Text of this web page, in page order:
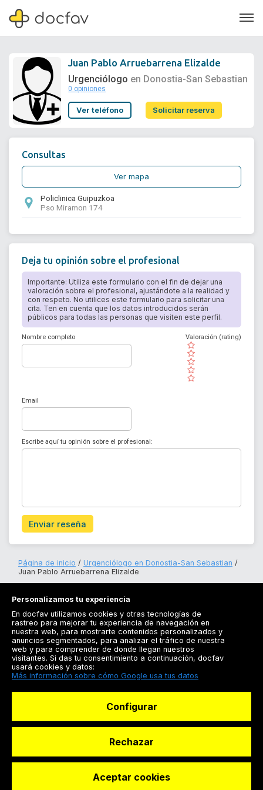
Soporte
Juan Pablo Arruebarrena Elizalde
Urgenciólogo en Donostia-San Sebastian
0 opiniones
Ver teléfono Solicitar reserva
Consultas
Ver mapa
Policlinica Guipuzkoa
Pso Miramon 174
Deja tu opinión sobre el profesional
Importante: Utiliza este formulario con el fin de dejar una
valoración sobre el profesional, ajustándote a la realidad y
con respeto. No utilices este formulario para solicitar una
cita. Ten en cuenta que los datos introducidos serán
públicos para todas las personas que visiten este perfil.
Nombre completo
( )
( )
( )
( )
( )
Valoración (rating)
Email
Escribe aquí tu opinión sobre el profesional:
Enviar reseña
Página de inicio
Urgenciólogo en Donostia-San Sebastian
Juan Pablo Arruebarrena Elizalde
Registrarse
Docfav
© Dashboard Technologies S.L
Personalizamos tu experiencia
En docfav utilizamos cookies y otras tecnologías de
rastreo para mejorar tu experiencia de navegación en
nuestra web, para mostrarte contenidos personalizados y
anuncios segmentados, para analizar el tráfico de nuestra
web y para comprender de donde llegan nuestros
visitantes. Si das tu consentimiento a continuación, docfav
usará cookies y datos:
Más información sobre cómo Google usa tus datos
Configurar
Rechazar
Aceptar cookies